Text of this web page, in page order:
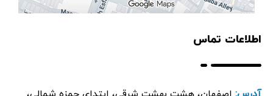
اطلاعات تماس